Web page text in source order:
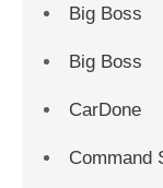
Big Boss
Big Boss
CarDone
Command